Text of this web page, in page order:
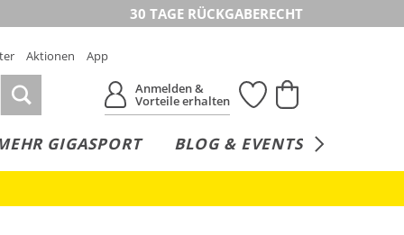
30 TAGE RÜCKGABERECHT
Aktionen
App
Anmelden &
Vorteile erhalten
GIGASPORT BLOG & EVENTS